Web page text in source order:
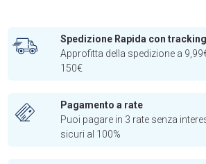
Spedizione Rapida con tracking
Approfitta della spedizione a
150€
Pagamento a rate
Puoi pagare in 3 rate senza
sicuri al 100%